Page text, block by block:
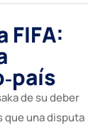
FIFA:
de su deber
que una disputa